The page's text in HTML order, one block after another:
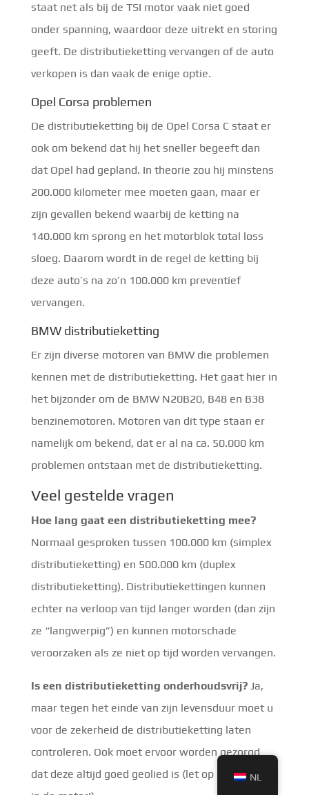
staat net als bij de TSI motor vaak niet goed
onder spanning, waardoor deze uitrekt en storing
geeft. De distributieketting vervangen of de auto
verkopen is dan vaak de enige optie.
Opel Corsa problemen
De distributieketting bij de Opel Corsa C staat er
ook om bekend dat hij het sneller begeeft dan
dat Opel had gepland. In theorie zou hij minstens
200.000 kilometer mee moeten gaan, maar er
zijn gevallen bekend waarbij de ketting na
140.000 km sprong en het motorblok total loss
sloeg. Daarom wordt in de regel de ketting bij
deze auto’s na zo’n 100.000 km preventief
vervangen.
BMW distributieketting
Er zijn diverse motoren van BMW die problemen
kennen met de distributieketting. Het gaat hier in
het bijzonder om de BMW N20B20, B48 en B38
benzinemotoren. Motoren van dit type staan er
namelijk om bekend, dat er al na ca. 50.000 km
problemen ontstaan met de distributieketting.
Veel gestelde vragen
Hoe lang gaat een distributieketting mee?
Normaal gesproken tussen 100.000 km (simplex
distributieketting) en 500.000 km (duplex
distributieketting). Distributiekettingen kunnen
echter na verloop van tijd langer worden (dan zijn
ze “langwerpig”) en kunnen motorschade
veroorzaken als ze niet op tijd worden vervangen.
Is een distributieketting onderhoudsvrij?Ja,
maar tegen het einde van zijn levensduur moet u
voor de zekerheid de distributieketting laten
controleren. Ook moet ervoor worden gezorgd
dat deze altijd goed geolied is (let op het oliepeil
NL